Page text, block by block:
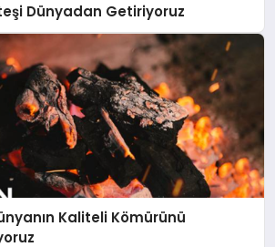
Dünyadan Getiriyoruz
Kaliteli Kömürünü